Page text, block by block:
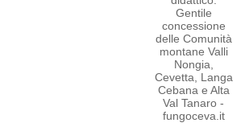
Gentile
concessione
delle Comunità
montane Valli
Nongia,
Cevetta, Langa
Cebana e Alta
Val Tanaro -
fungoceva.it